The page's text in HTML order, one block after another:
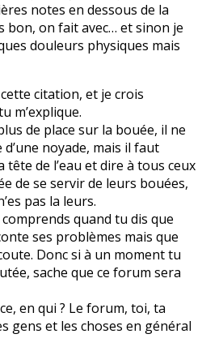
notes en dessous de la
bon, on fait avec… et sinon je
douleurs physiques mais
citation, et je crois
m’explique.
de place sur la bouée, il ne
noyade, mais il faut
tête de l’eau et dire à tous ceux
de se servir de leurs bouées,
pas la leurs.
quand tu dis que
ses problèmes mais que
Donc si à un moment tu
sache que ce forum sera
en qui ? Le forum, toi, ta
gens et les choses en général